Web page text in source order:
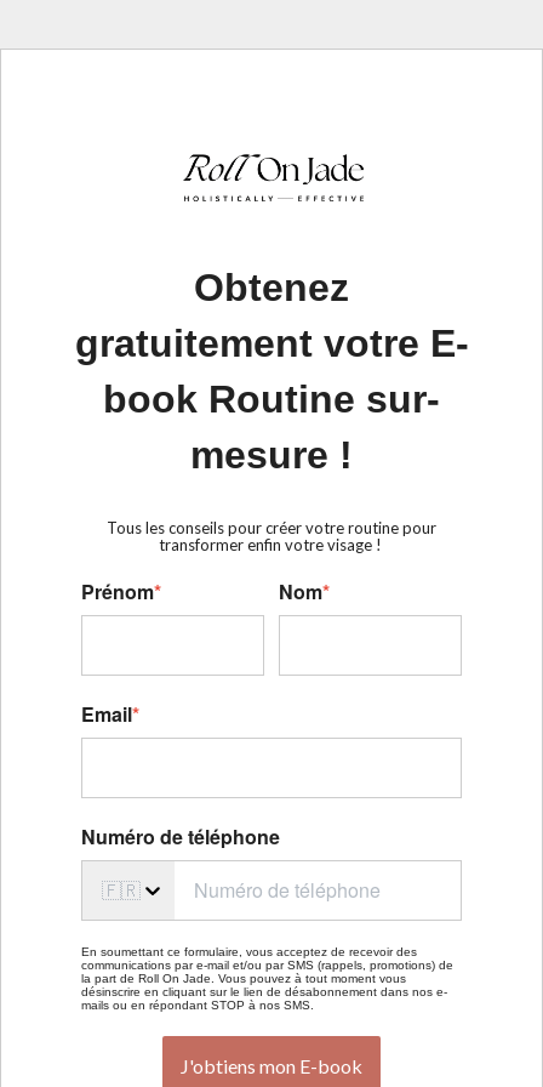
Obtenez
gratuitement votre E-
book Routine sur-
mesure !
Tous les conseils pour créer votre routine pour
transformer enfin votre visage !
Prénom* Nom*
Email*
Numéro de téléphone
🇫🇷
En soumettant ce formulaire, vous acceptez de recevoir des
communications par e-mail et/ou par SMS (rappels, promotions) de
la part de Roll On Jade. Vous pouvez à tout moment vous
désinscrire en cliquant sur le lien de désabonnement dans nos e-
mails ou en répondant STOP à nos SMS.
J'obtiens mon E-book